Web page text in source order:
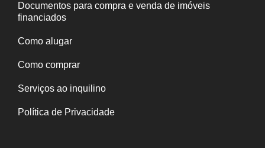
Documentos para compra e venda de imóveis
financiados
Como alugar
Como comprar
Serviços ao inquilino
Política de Privacidade